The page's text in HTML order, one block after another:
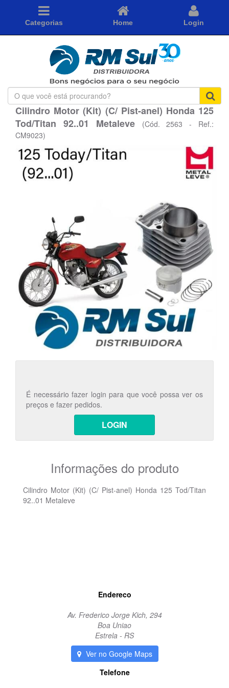
Categorias Home Login
O
que
você
está
procurando?
Cilindro Motor (Kit) (C/ Pist-anel) Honda 125
Tod/Titan 92..01 Metaleve
(Cód. 2563 - Ref.:
CM9023)
É necessário fazer login para que você possa ver os
preços e fazer pedidos.
LOGIN
Informações do produto
Cilindro Motor (Kit) (C/ Pist-anel) Honda 125 Tod/Titan
92..01 Metaleve
Endereco
Av. Frederico Jorge Kich, 294
Boa Uniao
Estrela - RS
Ver no Google Maps
Telefone